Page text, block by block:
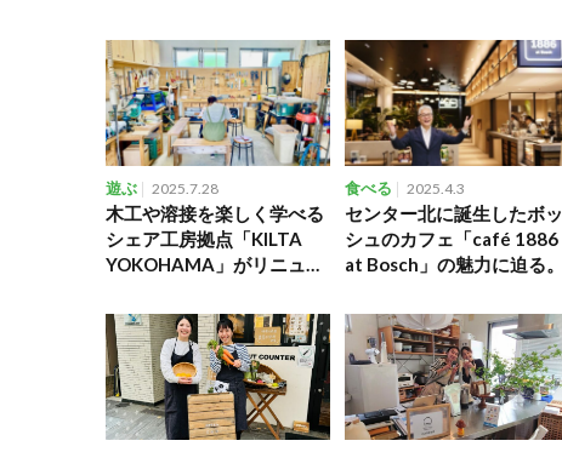
遊ぶ 2025.7.28
木工や溶接を楽しく学べる
シェア工房拠点「KILTA
YOKOHAMA」がリニュー
食べる 2025.4.3
センター北に誕生したボッ
シュのカフェ「café 1886
at Bosch」の魅力に迫る。